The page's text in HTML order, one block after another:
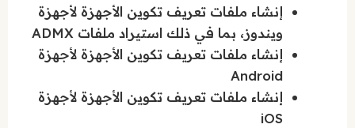
إنشاء ملفات تعريف تكوين الأجهزة لأجهزة
ويندوز، بما في ذلك استيراد ملفات ADMX
إنشاء ملفات تعريف تكوين الأجهزة لأجهزة
Android
إنشاء ملفات تعريف تكوين الأجهزة لأجهزة
iOS